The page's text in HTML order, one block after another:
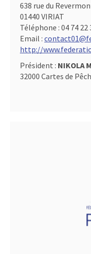
638 rue du
01440 VIRIAT
Téléphone : 04 74 22
Email :
http://
Président : NIKOLA
32000 Cartes de